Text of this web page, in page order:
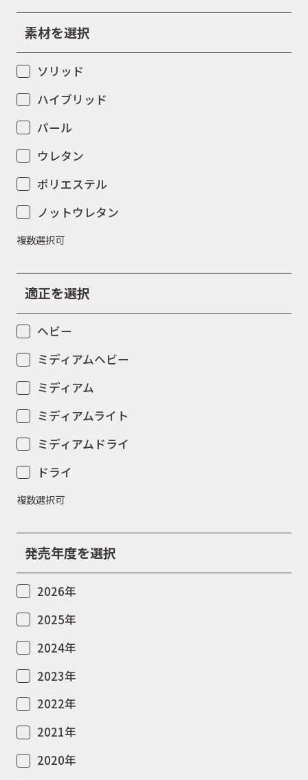
素材を選択
ソリッド
ハイブリッド
パール
ウレタン
ポリエステル
ノットウレタン
複数選択可
適正を選択
ヘビー
ミディアムヘビー
ミディアム
ミディアムライト
ミディアムドライ
ドライ
複数選択可
発売年度を選択
2026年
2025年
2024年
2023年
2022年
2021年
2020年